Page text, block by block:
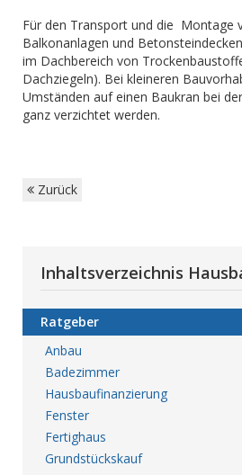
Für den Transport und die Montage
Balkonanlagen und
im Dachbereich von
Dachziegeln). Bei kleineren
Umständen auf einen Baukran bei der
ganz verzichtet werden.
Zurück
Inhaltsverzeichnis
Ratgeber
Anbau
Badezimmer
Hausbaufinanzierung
Fenster
Fertighaus
Grundstückskauf